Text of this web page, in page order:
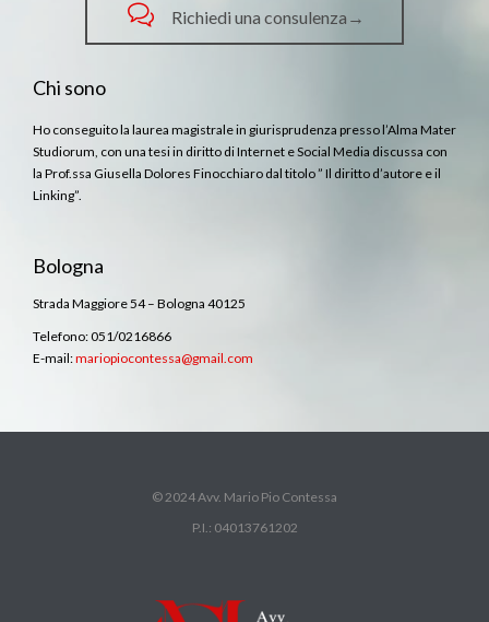
 Richiedi una consulenza→
Chi sono
Ho conseguito la laurea magistrale in giurisprudenza presso l’Alma Mater
Studiorum, con una tesi in diritto di Internet e Social Media discussa con
la Prof.ssa Giusella Dolores Finocchiaro dal titolo ” Il diritto d’autore e il
Linking”.
Bologna
Strada Maggiore 54 – Bologna 40125
Telefono: 051/0216866
E-mail:mariopiocontessa@gmail.com
© 2024 Avv. Mario Pio Contessa
P.I.: 04013761202